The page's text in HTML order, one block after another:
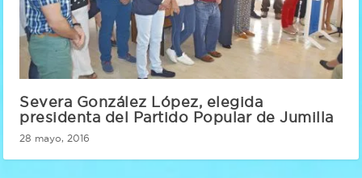
Severa González López, elegida
presidenta del Partido Popular de Jumilla
28 mayo, 2016